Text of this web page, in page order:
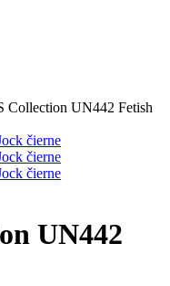
Collection UN442 Fetish
UN442